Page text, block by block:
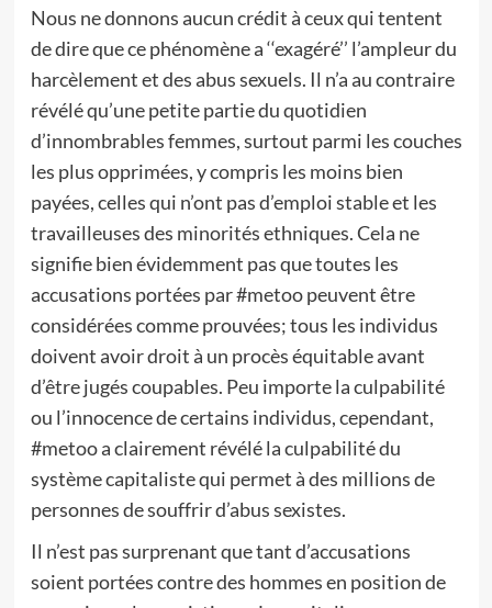
Nous ne donnons aucun crédit à ceux qui tentent
de dire que ce phénomène a ‘‘exagéré’’ l’ampleur du
harcèlement et des abus sexuels. Il n’a au contraire
révélé qu’une petite partie du quotidien
d’innombrables femmes, surtout parmi les couches
les plus opprimées, y compris les moins bien
payées, celles qui n’ont pas d’emploi stable et les
travailleuses des minorités ethniques. Cela ne
signifie bien évidemment pas que toutes les
accusations portées par #metoo peuvent être
considérées comme prouvées; tous les individus
doivent avoir droit à un procès équitable avant
d’être jugés coupables. Peu importe la culpabilité
ou l’innocence de certains individus, cependant,
#metoo a clairement révélé la culpabilité du
système capitaliste qui permet à des millions de
personnes de souffrir d’abus sexistes.
Il n’est pas surprenant que tant d’accusations
soient portées contre des hommes en position de